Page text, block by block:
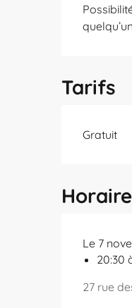
Tarifs
Gratuit
Le 7
20:30
27 rue